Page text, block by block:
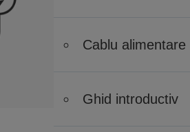
Cablu alimentare
Ghid introductiv